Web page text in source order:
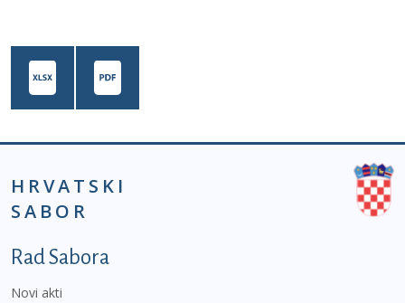
HRVATSKI
SABOR
Podnožje prvi izbornik
Rad Sabora
Novi akti